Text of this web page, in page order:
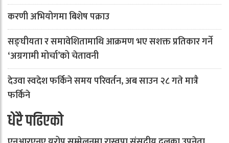
करणी अभियोगमा बिशेष पक्राउ
सङ्घीयता र समावेशितामाथि आक्रमण भए सशक्त प्रतिकार गर्ने
‘अग्रगामी मोर्चा’को चेतावनी
देउवा स्वदेश फर्किने समय परिवर्तन, अब साउन २८ गते मात्रै
फर्किने
धेरै पढिएको